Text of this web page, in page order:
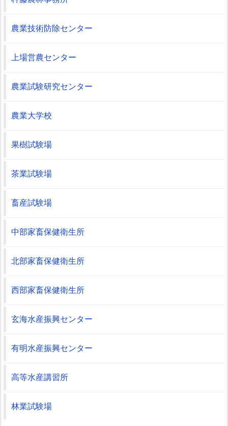
農業技術防除センター
上場営農センター
農業試験研究センター
農業大学校
果樹試験場
茶業試験場
畜産試験場
中部家畜保健衛生所
北部家畜保健衛生所
西部家畜保健衛生所
玄海水産振興センター
有明水産振興センター
高等水産講習所
林業試験場